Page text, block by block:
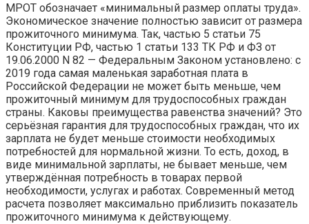
МРОТ обозначает «минимальный размер оплаты труда».
Экономическое значение полностью зависит от размера
прожиточного минимума. Так, частью 5 статьи 75
Конституции РФ, частью 1 статьи 133 ТК РФ и ФЗ от
19.06.2000 N 82 — Федеральным Законом установлено: с
2019 года самая маленькая заработная плата в
Российской Федерации не может быть меньше, чем
прожиточный минимум для трудоспособных граждан
страны. Каковы преимущества равенства значений? Это
серьёзная гарантия для трудоспособных граждан, что их
зарплата не будет меньше стоимости необходимых
потребностей для нормальной жизни. То есть, доход, в
виде минимальной зарплаты, не бывает меньше, чем
утверждённая потребность в товарах первой
необходимости, услугах и работах. Современный метод
расчета позволяет максимально приблизить показатель
прожиточного минимума к действующему.